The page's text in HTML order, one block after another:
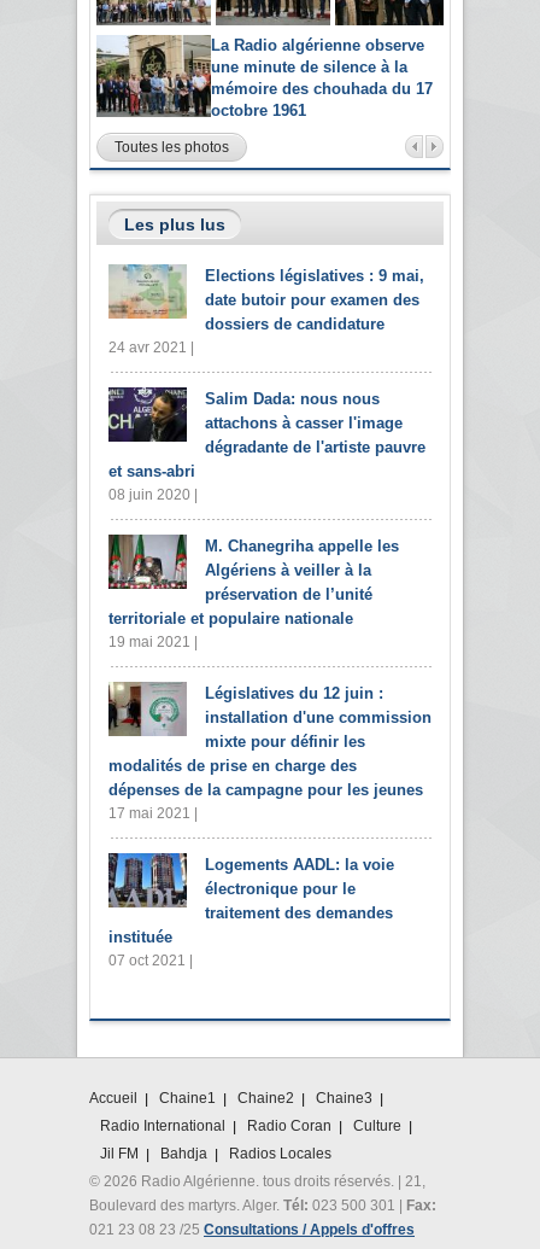
La Radio algérienne observe
une minute de silence à la
mémoire des chouhada du 17
octobre 1961
Toutes les photos
Les plus lus
Elections législatives : 9 mai,
date butoir pour examen des
dossiers de candidature
24 avr 2021 |
Salim Dada: nous nous
attachons à casser l'image
dégradante de l'artiste pauvre
et sans-abri
08 juin 2020 |
M. Chanegriha appelle les
Algériens à veiller à la
préservation de l’unité
territoriale et populaire nationale
19 mai 2021 |
Législatives du 12 juin :
installation d'une commission
mixte pour définir les
modalités de prise en charge des
dépenses de la campagne pour les jeunes
17 mai 2021 |
Logements AADL: la voie
électronique pour le
traitement des demandes
instituée
07 oct 2021 |
Accueil Chaine1 Chaine2
Chaine3
Radio International
Radio Coran
Culture
Jil FM
Bahdja
Radios Locales
© 2026 Radio Algérienne. tous droits réservés. | 21,
Boulevard des martyrs. Alger. Tél: 023 500 301 | Fax:
021 23 08 23 /25 Consultations / Appels d'offres